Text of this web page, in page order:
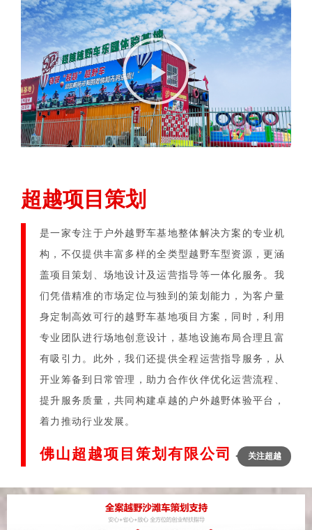
超越项目策划
是一家专注于户外越野车基地整体解决方案的专业机
构，不仅提供丰富多样的全类型越野车型资源，更涵
盖项目策划、场地设计及运营指导等一体化服务。我
们凭借精准的市场定位与独到的策划能力，为客户量
身定制高效可行的越野车基地项目方案，同时，利用
专业团队进行场地创意设计，基地设施布局合理且富
有吸引力。此外，我们还提供全程运营指导服务，从
开业筹备到日常管理，助力合作伙伴优化运营流程、
提升服务质量，共同构建卓越的户外越野体验平台，
着力推动行业发展。
佛山超越项目策划有限公司 关注超越